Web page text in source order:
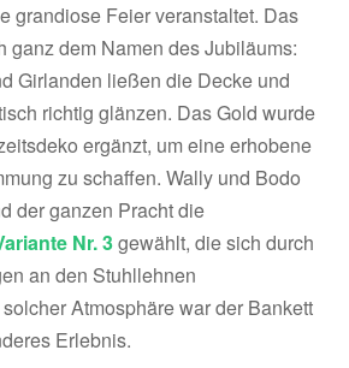
grandiose Feier veranstaltet. Das
ganz dem Namen des Jubiläums:
Girlanden ließen die Decke und
richtig glänzen. DasGold wurde
ergänzt, um eine erhobene
zu schaffen. Wally und Bodo
der ganzen Pracht die
Nr. 3gewählt, die sich durch
an den Stuhllehnen
Atmosphäre war der Bankett
Erlebnis.